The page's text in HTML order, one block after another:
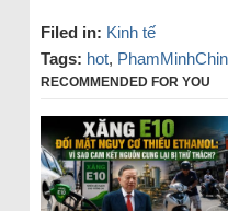
Filed in: Kinh tế
Tags: hot,
RECOMMENDED FOR YOU